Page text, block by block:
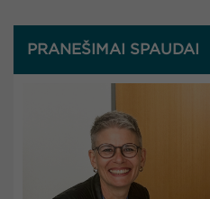
PRANEŠIMAI SPAUDAI